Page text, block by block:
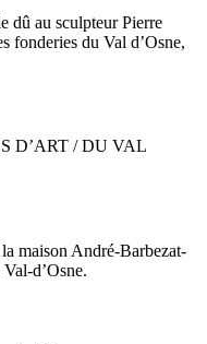
dû au sculpteur Pierre
fonderies du Val d’Osne,
D’ART / DU VAL
maison André-Barbezat-
d’Osne.